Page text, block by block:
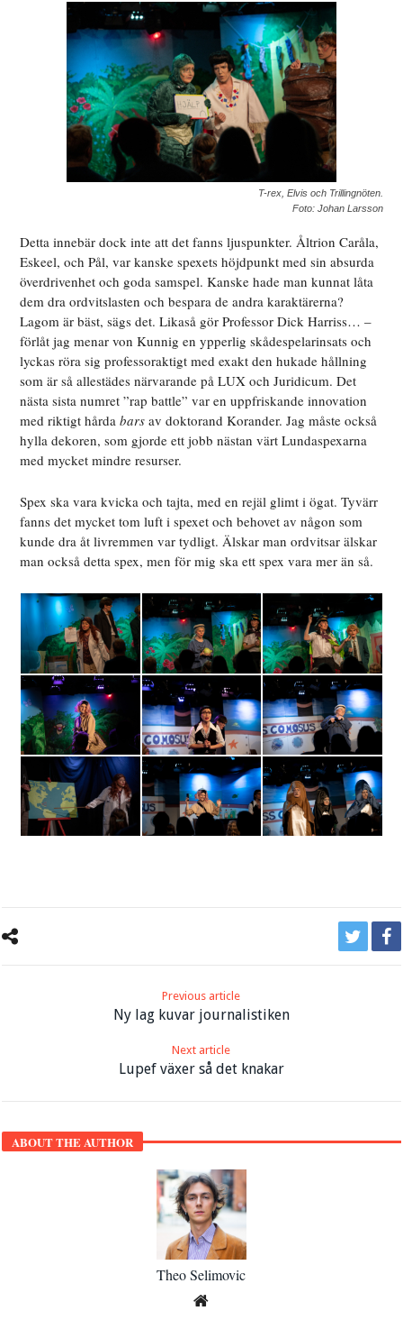
T-rex, Elvis och Trillingnöten.
Foto: Johan Larsson
Detta innebär dock inte att det fanns ljuspunkter. Åltrion Caråla,
Eskeel, och Pål, var kanske spexets höjdpunkt med sin absurda
överdrivenhet och goda samspel. Kanske hade man kunnat låta
dem dra ordvitslasten och bespara de andra karaktärerna?
Lagom är bäst, sägs det. Likaså gör Professor Dick Harriss… –
förlåt jag menar von Kunnig en ypperlig skådespelarinsats och
lyckas röra sig professoraktigt med exakt den hukade hållning
som är så allestädes närvarande på LUX och Juridicum. Det
nästa sista numret ”rap battle” var en uppfriskande innovation
med riktigt hårdabarsav doktorand Korander. Jag måste också
hylla dekoren, som gjorde ett jobb nästan värt Lundaspexarna
med mycket mindre resurser.
Spex ska vara kvicka och tajta, med en rejäl glimt i ögat. Tyvärr
fanns det mycket tom luft i spexet och behovet av någon som
kunde dra åt livremmen var tydligt. Älskar man ordvitsar älskar
man också detta spex, men för mig ska ett spex vara mer än så.
Previous article
Ny lag kuvar journalistiken
Next article
Lupef växer så det knakar
ABOUT THE AUTHOR
Theo Selimovic